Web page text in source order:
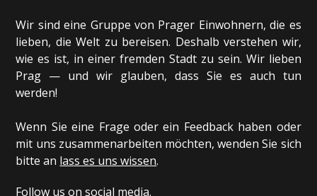
Wir sind eine Gruppe von Prager Einwohnern, die es
lieben, die Welt zu bereisen. Deshalb verstehen wir,
wie es ist, in einer fremden Stadt zu sein. Wir lieben
Prag — und wir glauben, dass Sie es auch tun
werden!
Wenn Sie eine Frage oder ein Feedback haben oder
mit uns zusammenarbeiten möchten, wenden Sie sich
bitte an lass es uns wissen.
Follow us on social media.